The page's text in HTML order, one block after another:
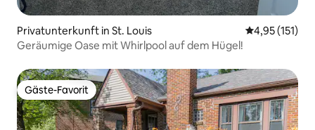
Privatunterkunft in St. Louis
4,95 (151)
Geräumige Oase mit Whirlpool auf dem Hügel!
Gäste-Favorit
Gäste-Favorit